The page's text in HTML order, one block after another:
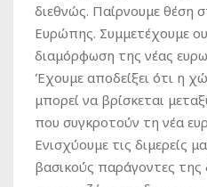
διεθνώς. Παίρνουμε θέση
Ευρώπης. Συμμετέχουμε
διαμόρφωση της νέας
Έχουμε αποδείξει ότι η
μπορεί να βρίσκεται
που συγκροτούν τη νέα
Ενισχύουμε τις διμερείς
βασικούς παράγοντες της